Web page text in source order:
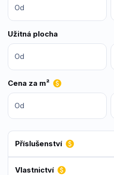
Od
Užitná plocha
Od
Cena za m²
Od
Příslušenství
Vlastnictví